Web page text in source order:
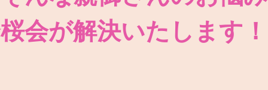
会が解決いたします！